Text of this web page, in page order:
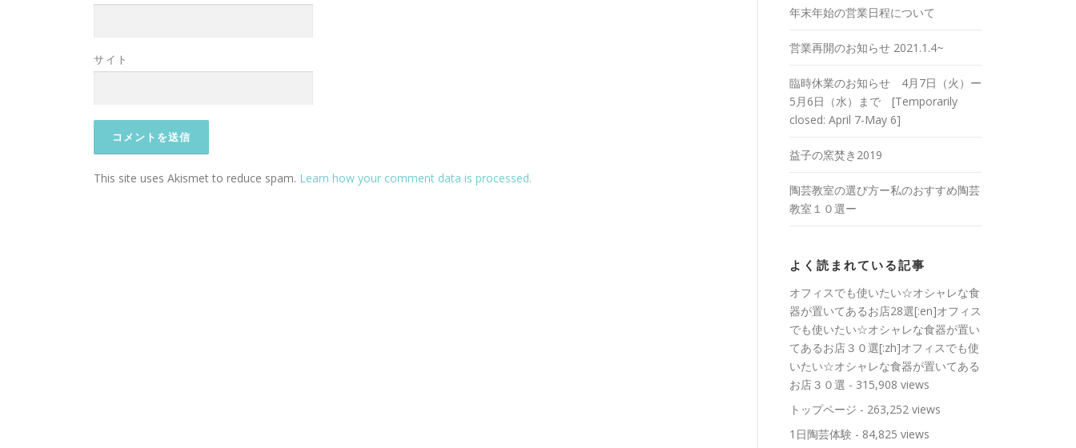
サイト
This site uses Akismet to reduce spam. Learn how your comment data is processed.
年末年始の営業日程について
営業再開のお知らせ 2021.1.4~
臨時休業のお知らせ 4月7日（火）ー
5月6日（水）まで [Temporarily
closed: April 7-May 6]
益子の窯焚き2019
陶芸教室の選び方ー私のおすすめ陶芸
教室１０選ー
よく読まれている記事
オフィスでも使いたい☆オシャレな食
器が置いてあるお店28選[:en]オフィス
でも使いたい☆オシャレな食器が置い
てあるお店３０選[:zh]オフィスでも使
いたい☆オシャレな食器が置いてある
お店３０選 - 315,908 views
トップページ - 263,252 views
1日陶芸体験 - 84,825 views